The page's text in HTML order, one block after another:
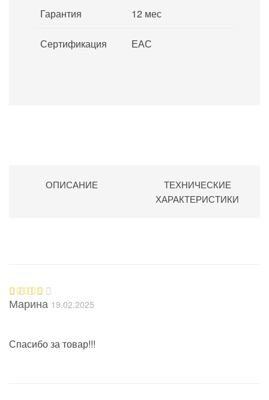
Гарантия 12 мес
Сертификация ЕАС
ОПИСАНИЕ
ТЕХНИЧЕСКИЕ
ХАРАКТЕРИСТИКИ
Оценка5
из 5
Марина 19.02.2025
Спасибо за товар!!!